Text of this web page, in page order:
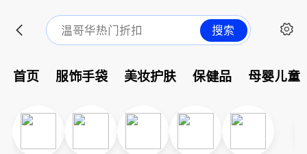
搜索
首页 服饰手袋 美妆护肤 保健品 母婴儿童